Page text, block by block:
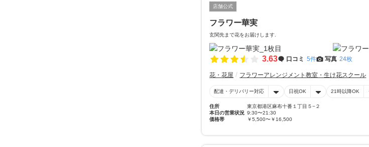
店舗公式
フラワー華実
玄関先まで花をお届けします.
3.63 口コミ 5件 写真 24枚
花・花屋 フラワーアレンジメント教室・生け花スクール
配達・デリバリー対応 日祝OK 21時以降OK
住所
東京都港区麻布十番１丁目５−２
本日の営業状況 9:30〜21:30
価格帯
￥5,500〜￥16,500